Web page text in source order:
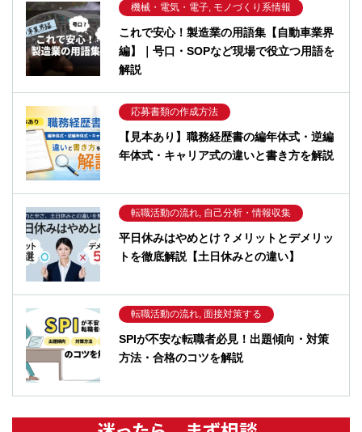
機械・電気・電子, モノづくり系情報
これで安心！製造業の用語集【自動車業界
編】｜号口・SOPなど現場で役立つ用語を
解説
応募書類の作成方法
【見本あり】職務経歴書の編年体式・逆編
年体式・キャリア式の違いと書き方を解説
転職活動の流れ, 自己分析・情報収集
平日休みはやめとけ？メリットとデメリッ
トを徹底解説【土日休みとの違い】
転職活動の流れ, 面接対策する
SPIが不安な転職者必見！出題傾向・対策
方法・合格のコツを解説